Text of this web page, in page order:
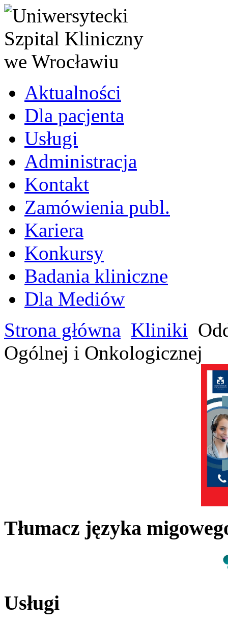
Aktualności
Dla pacjenta
Usługi
Administracja
Kontakt
Zamówienia publ.
Kariera
Konkursy
Badania kliniczne
Dla Mediów
Strona główna Kliniki
Ogólnej i Onkologicznej
Tłumacz języka
Usługi